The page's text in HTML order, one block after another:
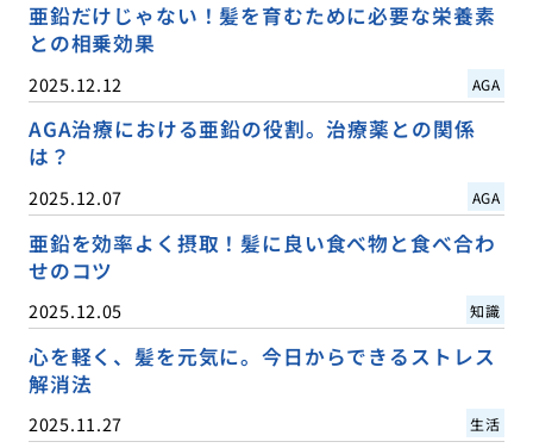
亜鉛だけじゃない！髪を育むために必要な栄養素
との相乗効果
2025.12.12 AGA
AGA治療における亜鉛の役割。治療薬との関係
は？
2025.12.07 AGA
亜鉛を効率よく摂取！髪に良い食べ物と食べ合わ
せのコツ
2025.12.05 知識
心を軽く、髪を元気に。今日からできるストレス
解消法
2025.11.27 生活